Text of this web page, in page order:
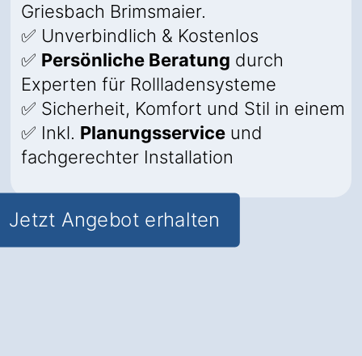
Griesbach Brimsmaier.
✅ Unverbindlich & Kostenlos
✅ Persönliche Beratung durch
Experten für Rollladensysteme
✅ Sicherheit, Komfort und Stil in einem
✅ Inkl. Planungsservice und
fachgerechter Installation
Jetzt Angebot erhalten